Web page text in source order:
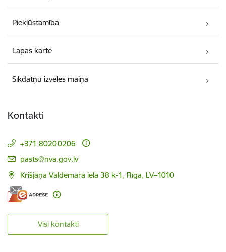
Piekļūstamība
Lapas karte
Sīkdatņu izvēles maiņa
Kontakti
+371 80200206
E-pasts:
pasts@nva.gov.lv
Krišjāņa Valdemāra iela 38 k-1, Rīga, LV–1010
Visi kontakti